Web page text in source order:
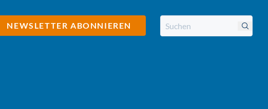
NEWSLETTER ABONNIEREN